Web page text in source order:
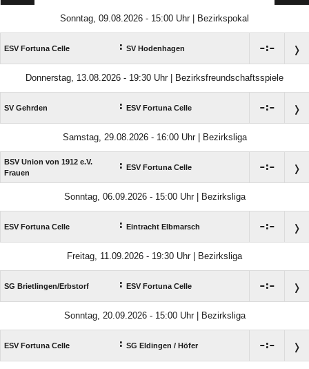
Sonntag, 09.08.2026 - 15:00 Uhr | Bezirkspokal
ESV Fortuna Celle : SV Hodenhagen :
Donnerstag, 13.08.2026 - 19:30 Uhr | Bezirksfreundschaftsspiele
SV Gehrden : ESV Fortuna Celle :
Samstag, 29.08.2026 - 16:00 Uhr | Bezirksliga
BSV Union von 1912 e.V.
Frauen
: ESV Fortuna Celle :
Sonntag, 06.09.2026 - 15:00 Uhr | Bezirksliga
ESV Fortuna Celle : Eintracht Elbmarsch :
Freitag, 11.09.2026 - 19:30 Uhr | Bezirksliga
SG Brietlingen/​Erbstorf : ESV Fortuna Celle :
Sonntag, 20.09.2026 - 15:00 Uhr | Bezirksliga
ESV Fortuna Celle : SG Eldingen /​ Höfer :